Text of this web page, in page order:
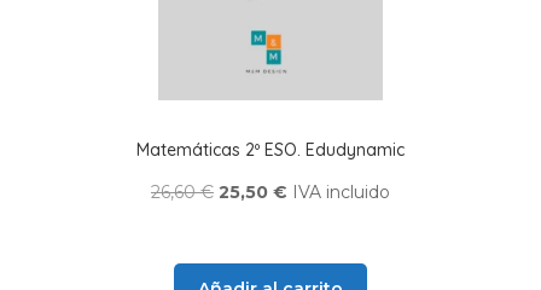
Matemáticas 2º ESO. Edudynamic
26,60€ El
25,50 €ElIVA incluido